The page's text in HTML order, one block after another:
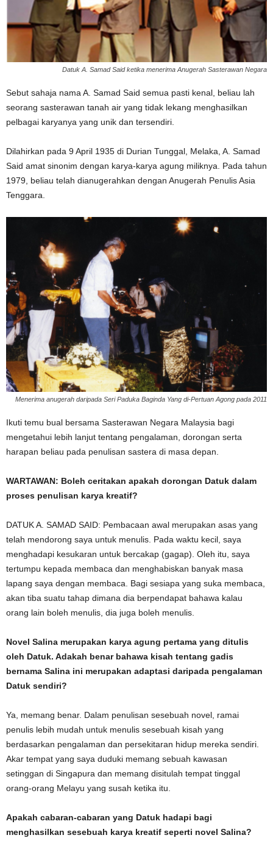
Datuk A. Samad Said ketika menerima Anugerah Sasterawan Negara
Sebut sahaja nama A. Samad Said semua pasti kenal, beliau lah
seorang sasterawan tanah air yang tidak lekang menghasilkan
pelbagai karyanya yang unik dan tersendiri.
Dilahirkan pada 9 April 1935 di Durian Tunggal, Melaka, A. Samad
Said amat sinonim dengan karya-karya agung miliknya. Pada tahun
1979, beliau telah dianugerahkan dengan Anugerah Penulis Asia
Tenggara.
Menerima anugerah daripada Seri Paduka Baginda Yang di-Pertuan Agong pada 2011
Ikuti temu bual bersama Sasterawan Negara Malaysia bagi
mengetahui lebih lanjut tentang pengalaman, dorongan serta
harapan beliau pada penulisan sastera di masa depan.
WARTAWAN: Boleh ceritakan apakah dorongan Datuk dalam
proses penulisan karya kreatif?
DATUK A. SAMAD SAID: Pembacaan awal merupakan asas yang
telah mendorong saya untuk menulis. Pada waktu kecil, saya
menghadapi kesukaran untuk bercakap (gagap). Oleh itu, saya
tertumpu kepada membaca dan menghabiskan banyak masa
lapang saya dengan membaca. Bagi sesiapa yang suka membaca,
akan tiba suatu tahap dimana dia berpendapat bahawa kalau
orang lain boleh menulis, dia juga boleh menulis.
Novel Salina merupakan karya agung pertama yang ditulis
oleh Datuk. Adakah benar bahawa kisah tentang gadis
bernama Salina ini merupakan adaptasi daripada pengalaman
Datuk sendiri?
Ya, memang benar. Dalam penulisan sesebuah novel, ramai
penulis lebih mudah untuk menulis sesebuah kisah yang
berdasarkan pengalaman dan persekitaran hidup mereka sendiri.
Akar tempat yang saya duduki memang sebuah kawasan
setinggan di Singapura dan memang disitulah tempat tinggal
orang-orang Melayu yang susah ketika itu.
Apakah cabaran-cabaran yang Datuk hadapi bagi
menghasilkan sesebuah karya kreatif seperti novel Salina?